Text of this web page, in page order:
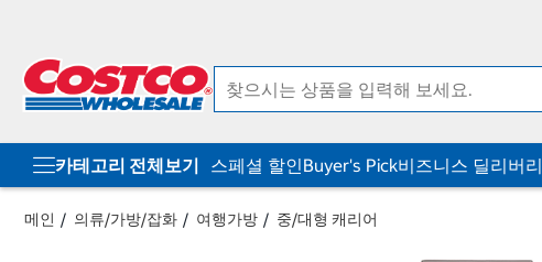
카테고리 전체보기 스페셜 할인Buyer's Pick비즈니스 딜리버리
메인 의류/가방/잡화 여행가방 중/대형 캐리어